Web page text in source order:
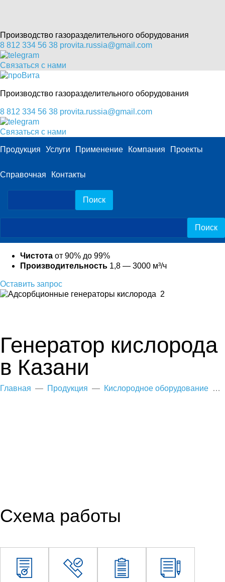
Производство газоразделительного оборудования
8 812 334 56 38 provita.russia@gmail.com
Связаться с нами
Производство газоразделительного оборудования
8 812 334 56 38 provita.russia@gmail.com
Связаться с нами
Продукция Услуги Применение Компания Проекты
Справочная Контакты
Чистота от 90% до 99%
Производительность 1,8 — 3000 м³/ч
Оставить запрос
Генератор кислорода
в Казани
Главная — Продукция — Кислородное оборудование
Схема работы